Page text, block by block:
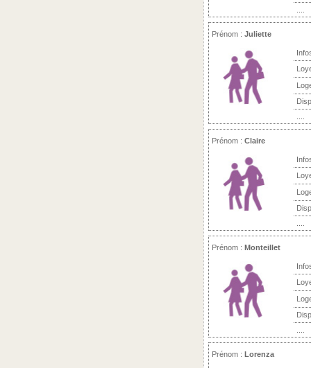
Prénom : Juliette
Prénom : Claire
Prénom : Monteillet
Prénom : Lorenza